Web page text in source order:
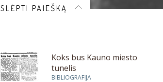
SLĖPTI PAIEŠKĄ
Koks bus Kauno miesto
tunelis
BIBLIOGRAFIJA